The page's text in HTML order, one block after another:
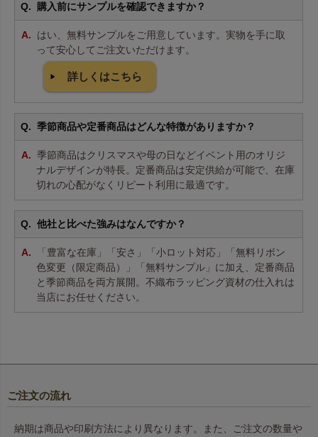
購入前にサンプルを確認できますか？
はい、無料サンプルをご用意しています。実物を手に取
って安心してご注文いただけます。
詳しくはこちら
季節商品や定番商品はどんな特徴がありますか？
季節商品はクリスマスや母の日などイベント用のオリジ
ナルデザインが特長。定番商品は安定供給が可能で、在庫
切れの心配がなくリピート利用に最適です。
他社と比べた強みはなんですか？
「豊富な在庫」「安さ」「小ロット対応」「無料リボン
色変更（限定商品）」「無料サンプル」に加え、定番商品
と季節商品を両方展開。不織布ラッピング資材の仕入れは
当店にお任せください。
ご注文の流れ
納期は商品や印刷方法により異なります。また、ご注文の数量や